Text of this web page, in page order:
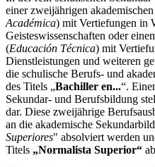
einer zweijährigen
Académica) mit Vertiefungen in
Geisteswissenschaften oder
(Educación Técnica) mit
Dienstleistungen und weiteren
die schulische Berufs- und
des Titels „Bachiller en...“.
Sekundar- und Berufsbildung
dar. Diese zweijährige
an die akademische
Superiores" absolviert werden
Titels „Normalista Superior“